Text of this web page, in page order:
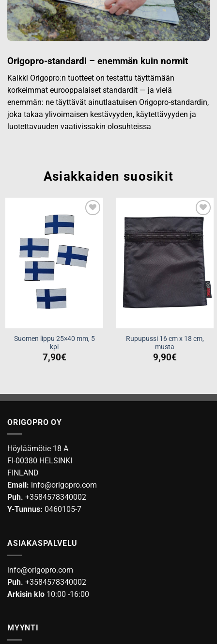
Origopro-standardi – enemmän kuin normit
Kaikki Origopro:n tuotteet on testattu täyttämään
korkeimmat eurooppalaiset standardit — ja vielä
enemmän: ne täyttävät ainutlaatuisen Origopro-standardin,
joka takaa ylivoimaisen kestävyyden, käytettävyyden ja
luotettavuuden vaativissakin olosuhteissa
Asiakkaiden suosikit
Suomen lippu 25×40 mm, 5
kpl
7,90€
Add to
wishlist
Rupupussi 16 cm x 18 cm,
musta
9,90€
ORIGOPRO OY
Höyläämötie 18 A
FI-00380 HELSINKI
FINLAND
Email: info@origopro.com
Puh. +3584578340002
Y-Tunnus: 0460105-7
ASIAKASPALVELU
info@origopro.com
Puh. +3584578340002
Arkisin klo 10:00 -16:00
MYYNTI